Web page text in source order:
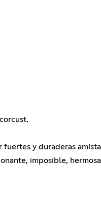
y duraderas
imposible,